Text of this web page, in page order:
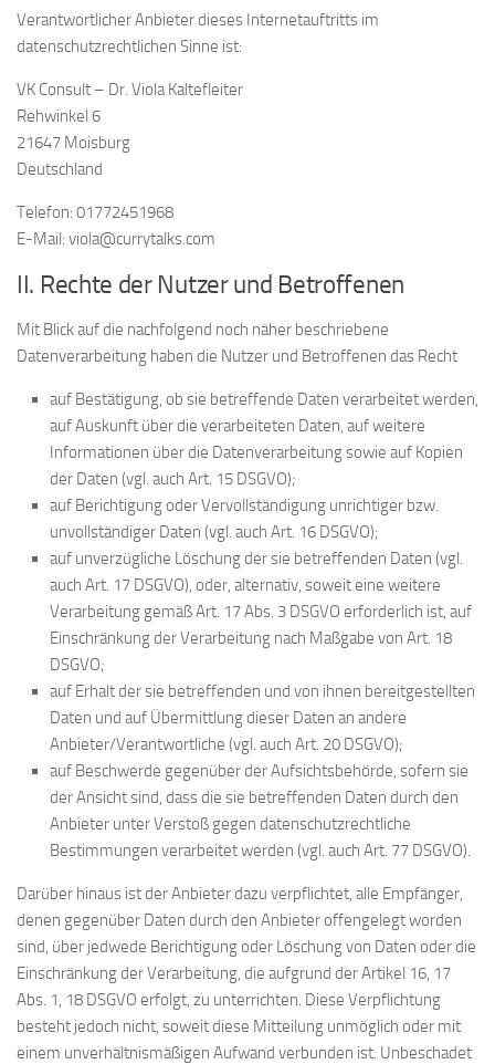
Verantwortlicher Anbieter dieses Internetauftritts im
datenschutzrechtlichen Sinne ist:
VK Consult – Dr. Viola Kaltefleiter
Rehwinkel 6
21647 Moisburg
Deutschland
Telefon: 01772451968
E-Mail: viola@currytalks.com
II. Rechte der Nutzer und Betroffenen
Mit Blick auf die nachfolgend noch näher beschriebene
Datenverarbeitung haben die Nutzer und Betroffenen das Recht
auf Bestätigung, ob sie betreffende Daten verarbeitet werden,
auf Auskunft über die verarbeiteten Daten, auf weitere
Informationen über die Datenverarbeitung sowie auf Kopien
der Daten (vgl. auch Art. 15 DSGVO);
auf Berichtigung oder Vervollständigung unrichtiger bzw.
unvollständiger Daten (vgl. auch Art. 16 DSGVO);
auf unverzügliche Löschung der sie betreffenden Daten (vgl.
auch Art. 17 DSGVO), oder, alternativ, soweit eine weitere
Verarbeitung gemäß Art. 17 Abs. 3 DSGVO erforderlich ist, auf
Einschränkung der Verarbeitung nach Maßgabe von Art. 18
DSGVO;
auf Erhalt der sie betreffenden und von ihnen bereitgestellten
Daten und auf Übermittlung dieser Daten an andere
Anbieter/Verantwortliche (vgl. auch Art. 20 DSGVO);
auf Beschwerde gegenüber der Aufsichtsbehörde, sofern sie
der Ansicht sind, dass die sie betreffenden Daten durch den
Anbieter unter Verstoß gegen datenschutzrechtliche
Bestimmungen verarbeitet werden (vgl. auch Art. 77 DSGVO).
Darüber hinaus ist der Anbieter dazu verpflichtet, alle Empfänger,
denen gegenüber Daten durch den Anbieter offengelegt worden
sind, über jedwede Berichtigung oder Löschung von Daten oder die
Einschränkung der Verarbeitung, die aufgrund der Artikel 16, 17
Abs. 1, 18 DSGVO erfolgt, zu unterrichten. Diese Verpflichtung
besteht jedoch nicht, soweit diese Mitteilung unmöglich oder mit
einem unverhältnismäßigen Aufwand verbunden ist. Unbeschadet